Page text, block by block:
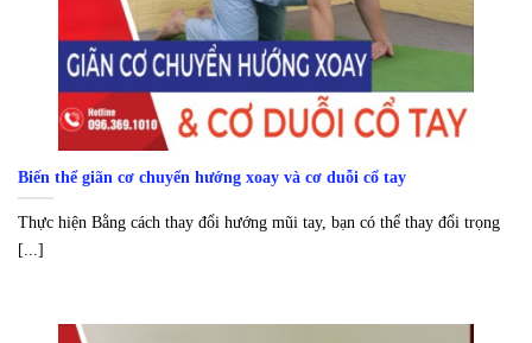
Biến thể giãn cơ chuyển hướng xoay và cơ duỗi cổ tay
Thực hiện Bằng cách thay đổi hướng mũi tay, bạn có thể thay đổi trọng
[...]